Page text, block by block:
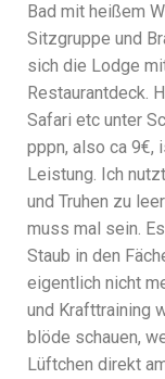
Bad mit heißem
Sitzgruppe und
sich die Lodge
Restaurantdeck.
Safari etc unter
pppn, also ca 9€,
Leistung. Ich
und Truhen zu
muss mal sein.
Staub in den
eigentlich nicht
und Krafttraining
blöde schauen,
Lüftchen direkt